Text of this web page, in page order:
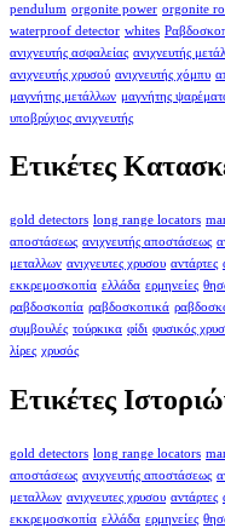
pendulum orgonite power orgonite
waterproof detector whites
ανιχνευτής ασφαλείας ανιχνευτής
ανιχνευτής χρυσού ανιχνευτής χόμπυ
μαγνήτης μετάλλων μαγνήτης
υποβρύχιος ανιχνευτής
Ετικέτες
gold detectors long range locators
αποστάσεως ανιχνευτής αποστάσεως
μεταλλων ανιχνευτες χρυσου αντάρτες
εκκρεμοσκοπία ελλάδα ερμηνείες
ραβδοσκοπία ραβδοσκοπικά
συμβουλές τούρκικα φίδι φυσικός
λίρες χρυσός
Ετικέτες
gold detectors long range locators
αποστάσεως ανιχνευτής αποστάσεως
μεταλλων ανιχνευτες χρυσου αντάρτες
εκκρεμοσκοπία ελλάδα ερμηνείες